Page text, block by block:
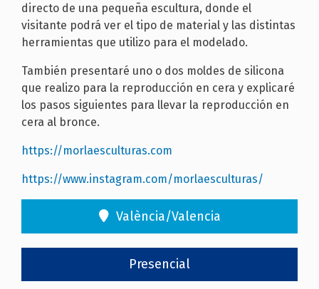
directo de una pequeña escultura, donde el
visitante podrá ver el tipo de material y las distintas
herramientas que utilizo para el modelado.
También presentaré uno o dos moldes de silicona
que realizo para la reproducción en cera y explicaré
los pasos siguientes para llevar la reproducción en
cera al bronce.
https://morlaesculturas.com
https://www.instagram.com/morlaesculturas/
València/Valencia
Presencial